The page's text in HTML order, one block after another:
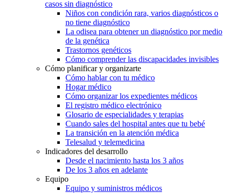
casos sin diagnóstico
Niños con condición rara, varios diagnósticos o
no tiene diagnóstico
La odisea para obtener un diagnóstico por medio
de la genética
Trastornos genéticos
Cómo comprender las discapacidades invisibles
Cómo planificar y organizarte
Cómo hablar con tu médico
Hogar médico
Cómo organizar los expedientes médicos
El registro médico electrónico
Glosario de especialidades y terapias
Cuando sales del hospital antes que tu bebé
La transición en la atención médica
Telesalud y telemedicina
Indicadores del desarrollo
Desde el nacimiento hasta los 3 años
De los 3 años en adelante
Equipo
Equipo y suministros médicos